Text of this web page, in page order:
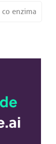
co enzima